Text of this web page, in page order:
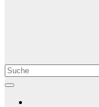
Le Matin
AGENCE DE PRESSE